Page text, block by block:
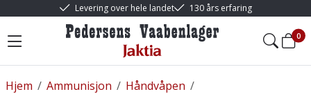
Levering over hele landet 130 års erfaring
0
/
Hjem /
Ammunisjon /
Håndvåpen